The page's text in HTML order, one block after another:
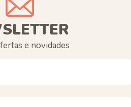
e novidades